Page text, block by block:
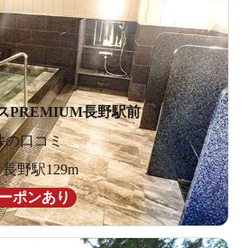
PREMIUM長野駅前
の口コミ
野駅129m
ポンあり